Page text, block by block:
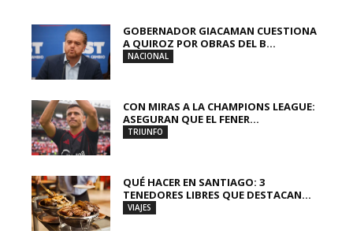
GOBERNADOR GIACAMAN CUESTIONA
A QUIROZ POR OBRAS DEL B...
NACIONAL
CON MIRAS A LA CHAMPIONS LEAGUE:
ASEGURAN QUE EL FENER...
TRIUNFO
QUÉ HACER EN SANTIAGO: 3
TENEDORES LIBRES QUE DESTACAN...
VIAJES